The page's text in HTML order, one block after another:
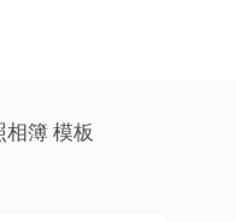
簿 模板